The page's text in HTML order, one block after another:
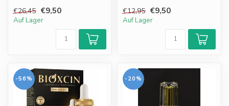
€26,45 €9,50
Auf Lager
Karotten...
€12,95 €9,50
Auf Lager
-56% -20%